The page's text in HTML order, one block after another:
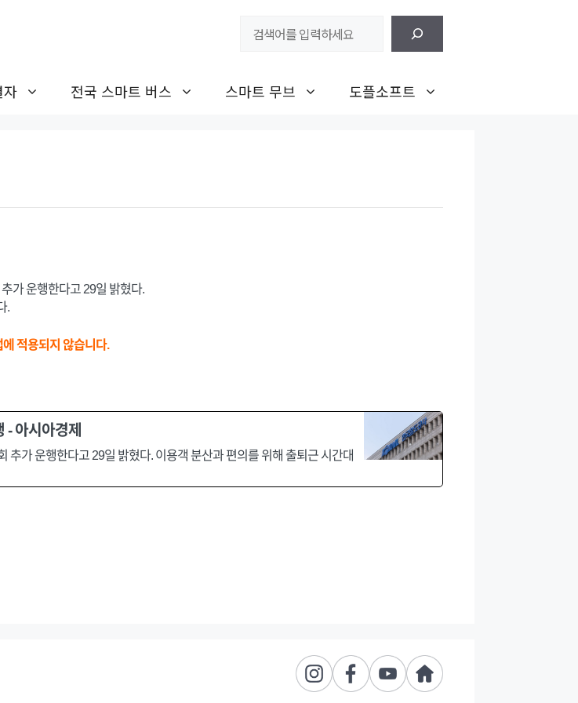
자 전국 스마트 버스 스마트 무브 도플소프트
가 운행한다고 29일 밝혔다.
.
적용되지 않습니다.
아시아경제
가 운행한다고 29일 밝혔다. 이용객 분산과 편의를 위해 출퇴근 시간대